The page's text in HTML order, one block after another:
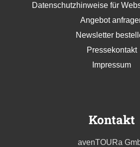
Datenschutzhinweise für
Angebot
Newsletter
Pressekontakt
Impressum
Kontakt
avenTOURa